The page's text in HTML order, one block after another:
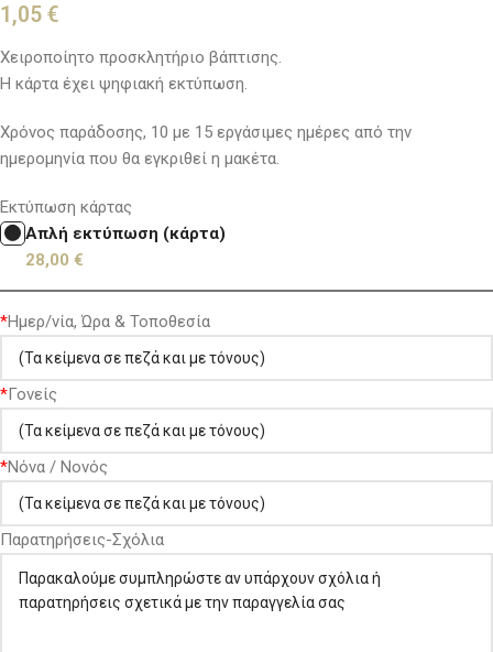
1,05 €
Χειροποίητο προσκλητήριο βάπτισης.
Η κάρτα έχει ψηφιακή εκτύπωση.
Χρόνος παράδοσης, 10 με 15 εργάσιμες ημέρες από την
ημερομηνία που θα εγκριθεί η μακέτα.
Εκτύπωση κάρτας
Απλή εκτύπωση (κάρτα)
28,00 €
*Ημερ/νία, Ώρα & Τοποθεσία
*Γονείς
*Νόνα / Νονός
Παρατηρήσεις-Σχόλια